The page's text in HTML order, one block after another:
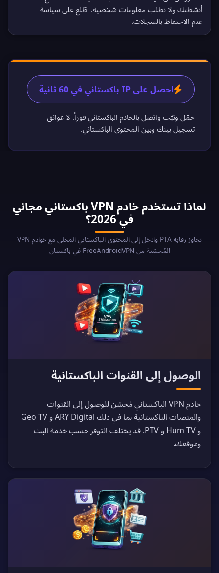
أنشطتك ولا نطلب معلومات شخصية. اطّلع على سياسة
عدم الاحتفاظ بالسجلات.
احصل على IP باكستاني في 60 ثانية
حمّل وثبّت واتصل بالخادم الباكستاني فوراً. لا عوائق
تسجيل بينك وبين المحتوى الباكستاني.
لماذا تستخدم خادم VPN باكستاني مجاني
في 2026؟
تجاوز رقابة PTA وادخل إلى المحتوى الباكستاني المحلي مع خوادم VPN
المُحسّنة من FreeAndroidVPN في باكستان
الوصول إلى القنوات الباكستانية
خادم VPN الباكستاني مُحسّن للوصول إلى القنوات
والمنصات الباكستانية بما في ذلك ARY Digital و Geo TV
و Hum TV و PTV. قد يختلف التوفر حسب خدمة البث
وموقعك.